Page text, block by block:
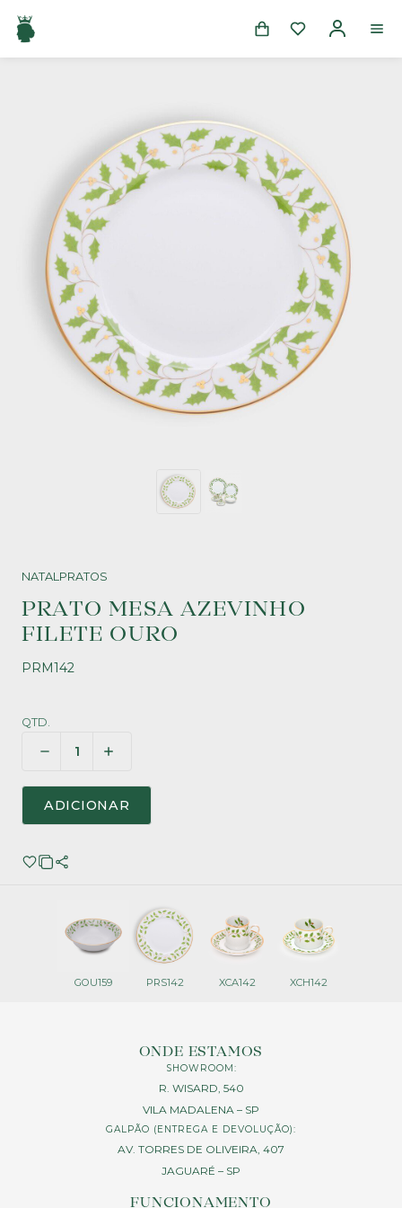
NATALPRATOS
PRATO MESA AZEVINHO
FILETE OURO
PRM142
QTD.
ADICIONAR
GOU159 PRS142 XCA142 XCH142
ONDE ESTAMOS
SHOWROOM:
R. WISARD, 540
VILA MADALENA – SP
GALPÃO (ENTREGA E DEVOLUÇÃO):
AV. TORRES DE OLIVEIRA, 407
JAGUARÉ – SP
FUNCIONAMENTO